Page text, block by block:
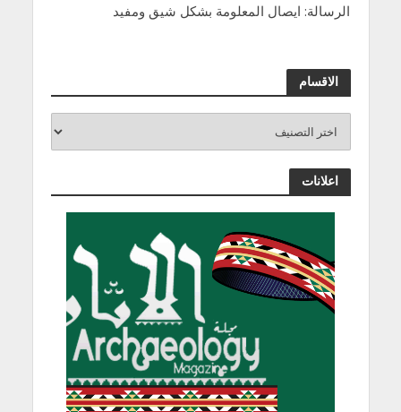
الرسالة: ايصال المعلومة بشكل شيق ومفيد
الاقسام
اعلانات